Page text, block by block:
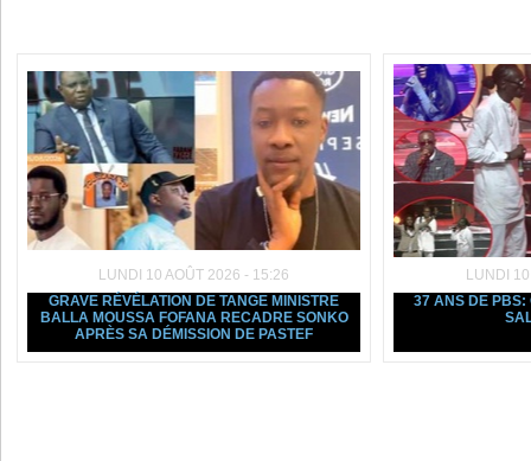
LUNDI 10 AOÛT 2026 - 15:26
GRAVE RÉVÉLATION DE TANGE MINISTRE
BALLA MOUSSA FOFANA RECADRE SONKO
APRÈS SA DÉMISSION DE PASTEF
LUNDI
37 ANS DE PBS: